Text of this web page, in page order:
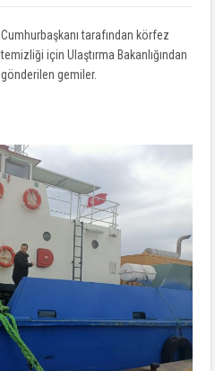
Cumhurbaşkanı tarafından körfez
temizliği için Ulaştırma Bakanlığından
gönderilen gemiler.